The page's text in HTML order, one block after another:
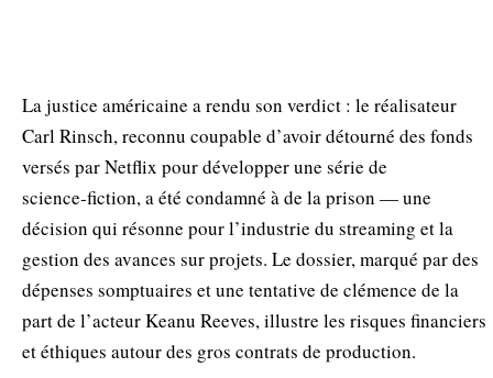
La justice américaine a rendu son verdict : le réalisateur
Carl Rinsch, reconnu coupable d’avoir détourné des fonds
versés par Netflix pour développer une série de
science‑fiction, a été condamné à de la prison — une
décision qui résonne pour l’industrie du streaming et la
gestion des avances sur projets. Le dossier, marqué par des
dépenses somptuaires et une tentative de clémence de la
part de l’acteur Keanu Reeves, illustre les risques financiers
et éthiques autour des gros contrats de production.